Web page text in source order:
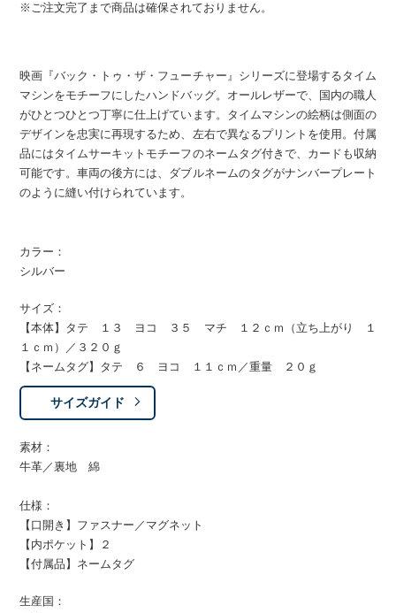
※ご注文完了まで商品は確保されておりません。
映画『バック・トゥ・ザ・フューチャー』シリーズに登場するタイム
マシンをモチーフにしたハンドバッグ。オールレザーで、国内の職人
がひとつひとつ丁寧に仕上げています。タイムマシンの絵柄は側面の
デザインを忠実に再現するため、左右で異なるプリントを使用。付属
品にはタイムサーキットモチーフのネームタグ付きで、カードも収納
可能です。車両の後方には、ダブルネームのタグがナンバープレート
のように縫い付けられています。
カラー：
シルバー
サイズ：
【本体】タテ １３ ヨコ ３５ マチ １２ｃｍ（立ち上がり １
１ｃｍ）／３２０ｇ
【ネームタグ】タテ ６ ヨコ １１ｃｍ／重量 ２０ｇ
サイズガイド
素材：
牛革／裏地 綿
仕様：
【口開き】ファスナー／マグネット
【内ポケット】２
【付属品】ネームタグ
生産国：